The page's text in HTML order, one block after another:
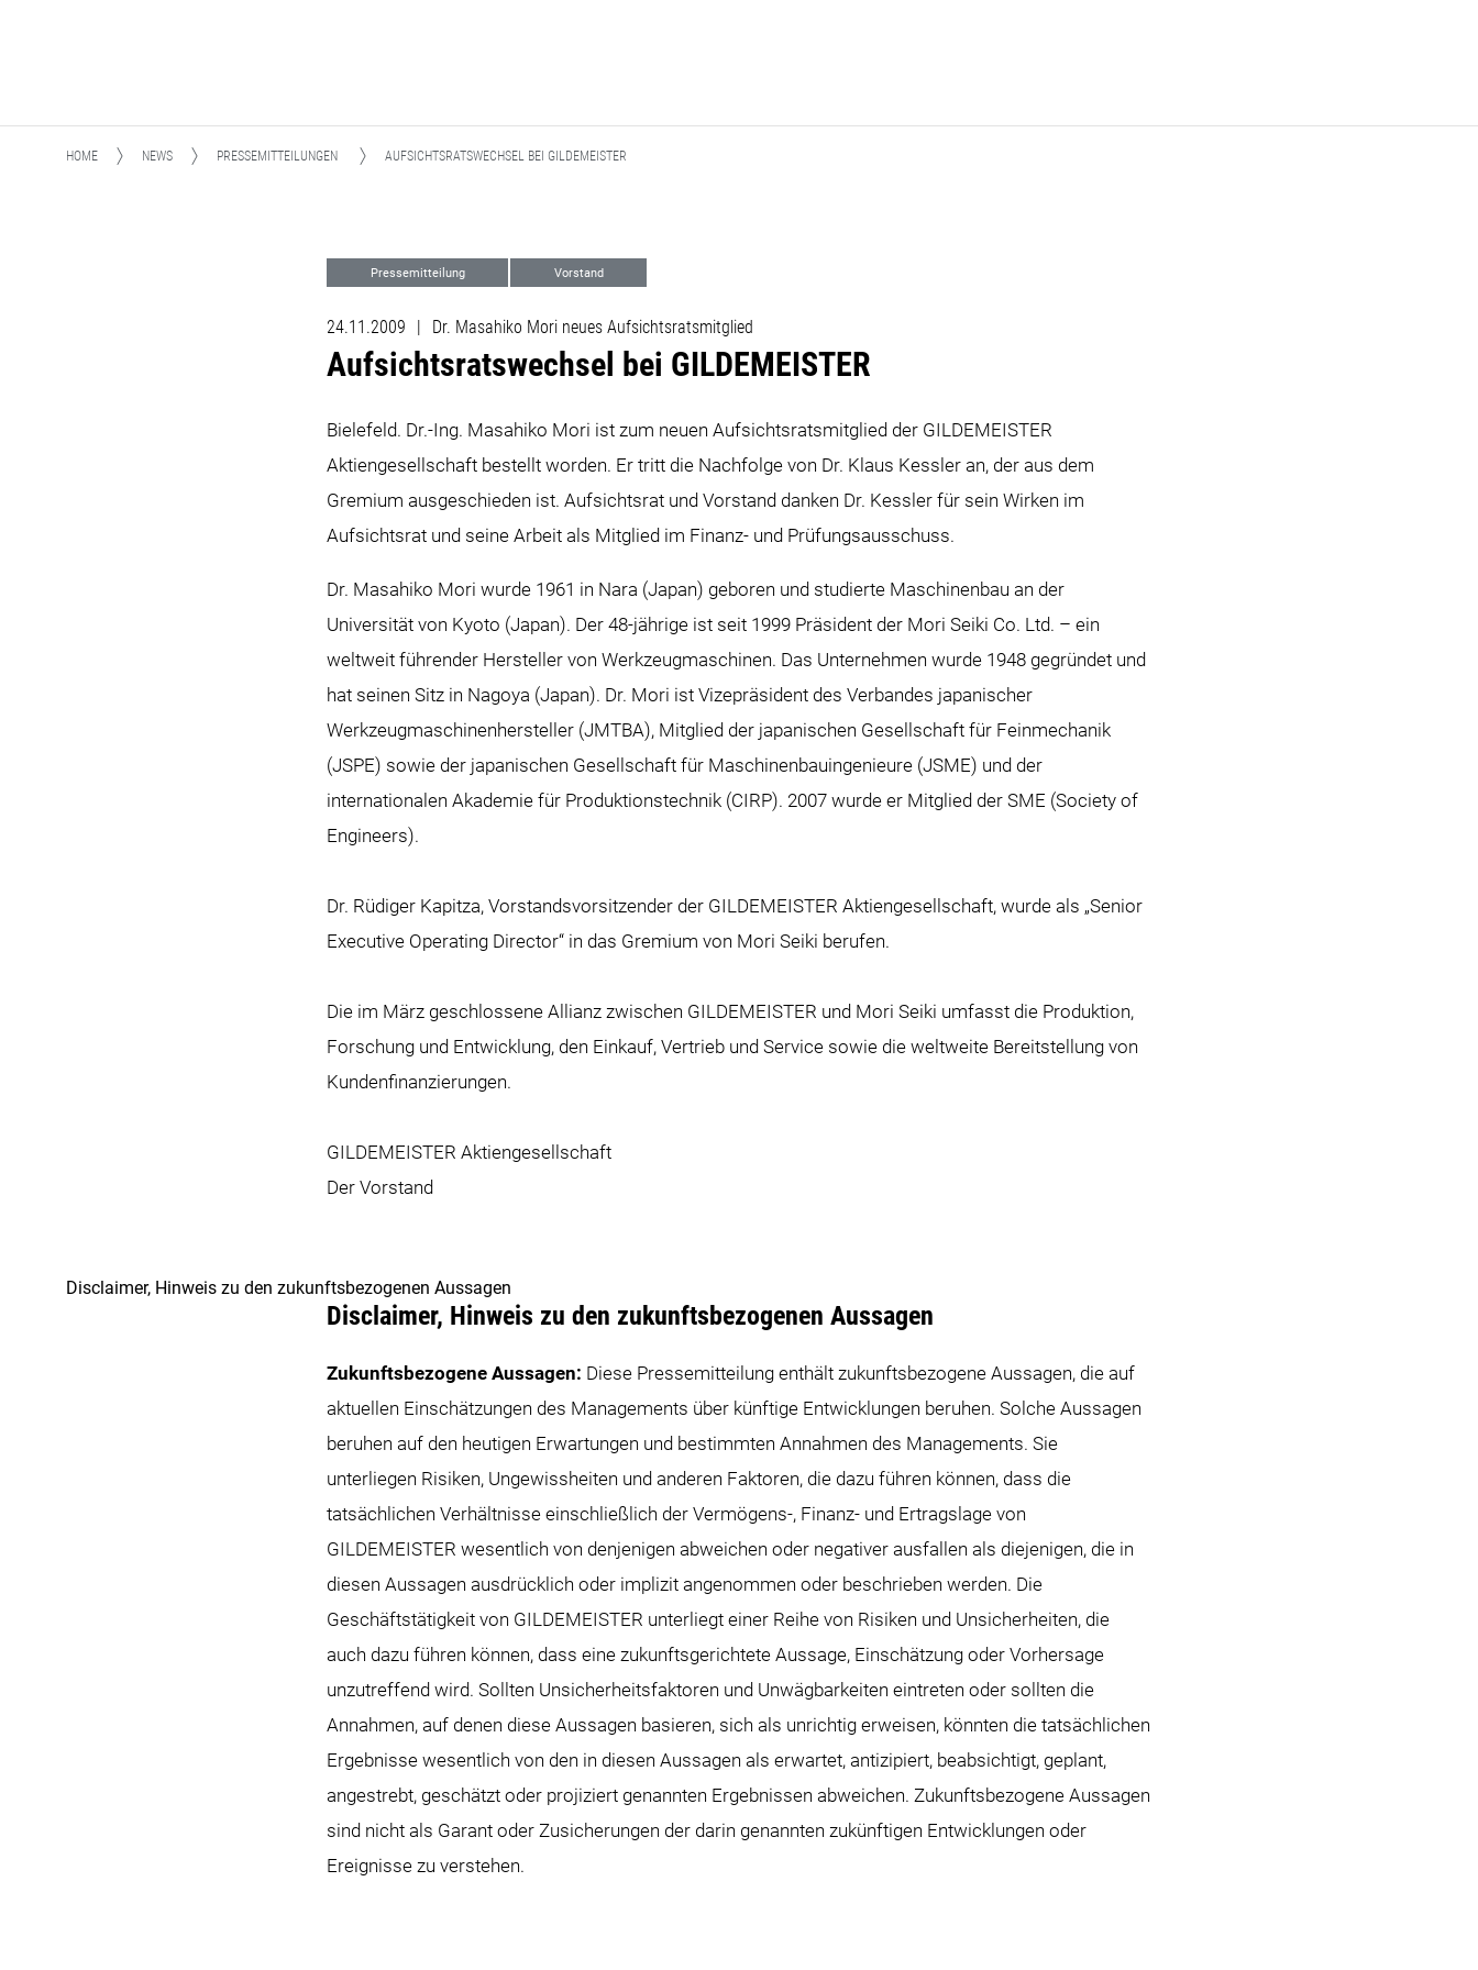
HOME NEWS PRESSEMITTEILUNGEN AUFSICHTSRATSWECHSEL BEI GILDEMEISTER
Pressemitteilung Vorstand
24.11.2009 | Dr. Masahiko Mori neues Aufsichtsratsmitglied​​​​​​​
Aufsichtsratswechsel bei GILDEMEISTER
Bielefeld. Dr.-Ing. Masahiko Mori ist zum neuen Aufsichtsratsmitglied der GILDEMEISTER
Aktiengesellschaft bestellt worden. Er tritt die Nachfolge von Dr. Klaus Kessler an, der aus dem
Gremium ausgeschieden ist. Aufsichtsrat und Vorstand danken Dr. Kessler für sein Wirken im
Aufsichtsrat und seine Arbeit als Mitglied im Finanz- und Prüfungsausschuss.
Dr. Masahiko Mori wurde 1961 in Nara (Japan) geboren und studierte Maschinenbau an der
Universität von Kyoto (Japan). Der 48-jährige ist seit 1999 Präsident der Mori Seiki Co. Ltd. – ein
weltweit führender Hersteller von Werkzeugmaschinen. Das Unternehmen wurde 1948 gegründet und
hat seinen Sitz in Nagoya (Japan). Dr. Mori ist Vizepräsident des Verbandes japanischer
Werkzeugmaschinenhersteller (JMTBA), Mitglied der japanischen Gesellschaft für Feinmechanik
(JSPE) sowie der japanischen Gesellschaft für Maschinenbauingenieure (JSME) und der
internationalen Akademie für Produktionstechnik (CIRP). 2007 wurde er Mitglied der SME (Society of
Engineers).
Dr. Rüdiger Kapitza, Vorstandsvorsitzender der GILDEMEISTER Aktiengesellschaft, wurde als „Senior
Executive Operating Director“ in das Gremium von Mori Seiki berufen.
Die im März geschlossene Allianz zwischen GILDEMEISTER und Mori Seiki umfasst die Produktion,
Forschung und Entwicklung, den Einkauf, Vertrieb und Service sowie die weltweite Bereitstellung von
Kundenfinanzierungen.
GILDEMEISTER Aktiengesellschaft
Der Vorstand
Disclaimer, Hinweis zu den zukunftsbezogenen Aussagen
Disclaimer, Hinweis zu den zukunftsbezogenen Aussagen
Zukunftsbezogene Aussagen: Diese Pressemitteilung enthält zukunftsbezogene Aussagen, die auf
aktuellen Einschätzungen des Managements über künftige Entwicklungen beruhen. Solche Aussagen
beruhen auf den heutigen Erwartungen und bestimmten Annahmen des Managements. Sie
unterliegen Risiken, Ungewissheiten und anderen Faktoren, die dazu führen können, dass die
tatsächlichen Verhältnisse einschließlich der Vermögens-, Finanz- und Ertragslage von
GILDEMEISTER wesentlich von denjenigen abweichen oder negativer ausfallen als diejenigen, die in
diesen Aussagen ausdrücklich oder implizit angenommen oder beschrieben werden. Die
Geschäftstätigkeit von GILDEMEISTER unterliegt einer Reihe von Risiken und Unsicherheiten, die
auch dazu führen können, dass eine zukunftsgerichtete Aussage, Einschätzung oder Vorhersage
unzutreffend wird. Sollten Unsicherheitsfaktoren und Unwägbarkeiten eintreten oder sollten die
Annahmen, auf denen diese Aussagen basieren, sich als unrichtig erweisen, könnten die tatsächlichen
Ergebnisse wesentlich von den in diesen Aussagen als erwartet, antizipiert, beabsichtigt, geplant,
angestrebt, geschätzt oder projiziert genannten Ergebnissen abweichen. Zukunftsbezogene Aussagen
sind nicht als Garant oder Zusicherungen der darin genannten zukünftigen Entwicklungen oder
Ereignisse zu verstehen.